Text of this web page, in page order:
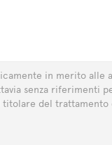
in merito alle
senza riferimenti
del trattamento